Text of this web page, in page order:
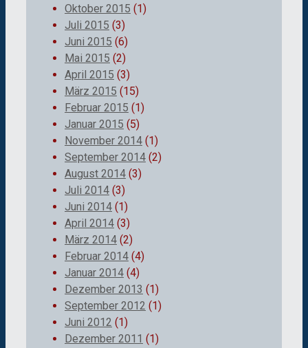
Oktober 2015 (1)
Juli 2015 (3)
Juni 2015 (6)
Mai 2015 (2)
April 2015 (3)
März 2015 (15)
Februar 2015 (1)
Januar 2015 (5)
November 2014 (1)
September 2014 (2)
August 2014 (3)
Juli 2014 (3)
Juni 2014 (1)
April 2014 (3)
März 2014 (2)
Februar 2014 (4)
Januar 2014 (4)
Dezember 2013 (1)
September 2012 (1)
Juni 2012 (1)
Dezember 2011 (1)